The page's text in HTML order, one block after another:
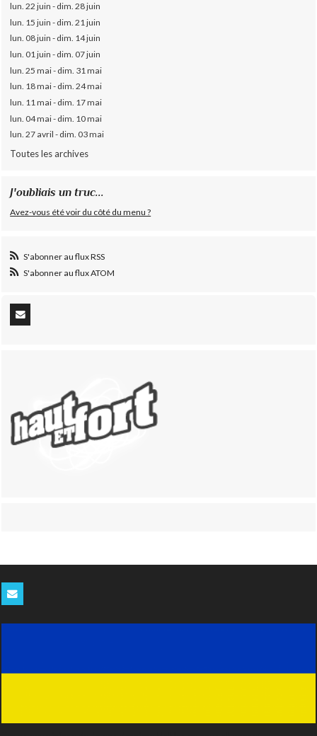
lun. 22 juin - dim. 28 juin
lun. 15 juin - dim. 21 juin
lun. 08 juin - dim. 14 juin
lun. 01 juin - dim. 07 juin
lun. 25 mai - dim. 31 mai
lun. 18 mai - dim. 24 mai
lun. 11 mai - dim. 17 mai
lun. 04 mai - dim. 10 mai
lun. 27 avril - dim. 03 mai
Toutes les archives
J'oubliais un truc...
Avez-vous été voir du côté du menu ?
S'abonner au flux RSS
S'abonner au flux ATOM